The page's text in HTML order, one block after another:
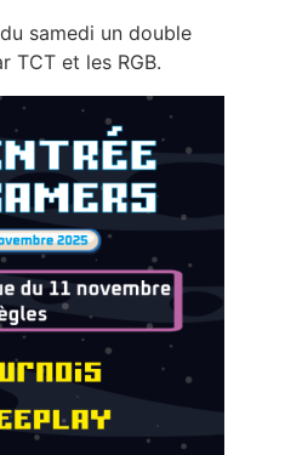
samedi un double
TCT et les RGB.